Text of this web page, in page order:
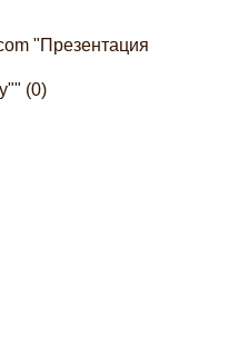
"Презентация
(0)